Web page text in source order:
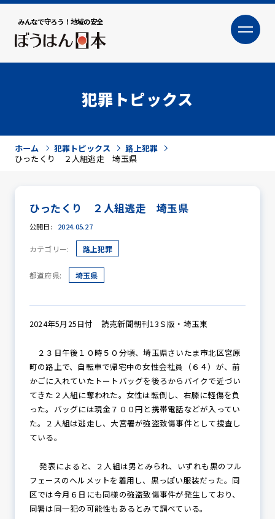
みんなで守ろう！地域の安全
大
防犯活動ニュース
防犯パトロール
防犯セミナー
防犯対策情報
防犯協力会について
犯罪トピックス
ホーム 犯罪トピックス
路上犯罪
ひったくり ２人組逃走 埼玉県
ひったくり ２人組逃走 埼玉県
公開日: 2024.05.27
カテゴリー: 路上犯罪
都道府県: 埼玉県
2024年5月25日付 読売新聞朝刊13Ｓ版・埼玉東
２３日午後１０時５０分頃、埼玉県さいたま市北区宮原
町の路上で、自転車で帰宅中の女性会社員（６４）が、前
かごに入れていたトートバッグを後ろからバイクで近づい
てきた２人組に奪われた。女性は転倒し、右膝に軽傷を負
った。バッグには現金７００円と携帯電話などが入ってい
た。２人組は逃走し、大宮署が強盗致傷事件として捜査し
ている。
発表によると、２人組は男とみられ、いずれも黒のフル
フェースのヘルメットを着用し、黒っぽい服装だった。同
区では今月６日にも同様の強盗致傷事件が発生しており、
同署は同一犯の可能性もあるとみて調べている。